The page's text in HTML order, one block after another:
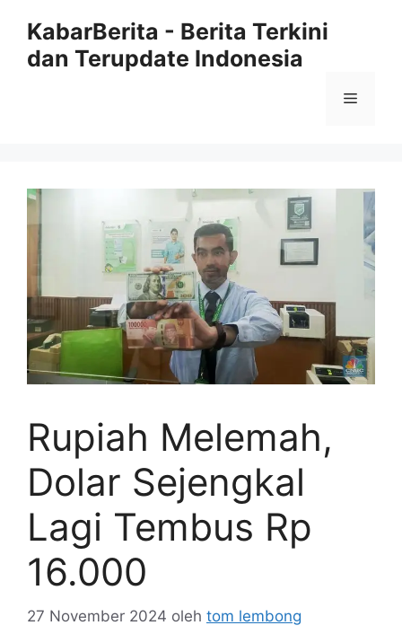
KabarBerita - Berita Terkini
dan Terupdate Indonesia
Menu
Rupiah Melemah,
Dolar Sejengkal
Lagi Tembus Rp
16.000
27 November 2024 oleh tom lembong